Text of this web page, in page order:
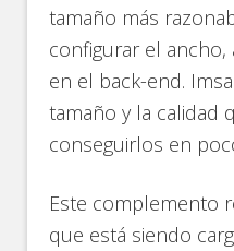
tamaño más
configurar el ancho,
en el back-end.
tamaño y la calidad
conseguirlos en
Este complemento
que está siendo